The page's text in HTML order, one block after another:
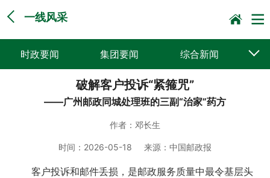
一线风采
时政要闻 集团要闻 综合新闻
党建动态 普遍服务
集邮报道
破解客户投诉“紧箍咒”
——广州邮政同城处理班的三副“治家”药方
作者： 邓长生
时间： 2026-05-18 来源： 中国邮政报
客户投诉和邮件丢损，是邮政服务质量中最令基层头